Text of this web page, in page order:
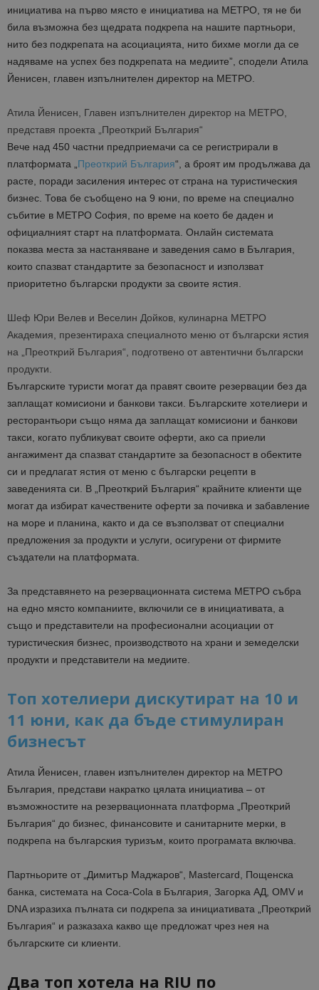
инициатива на първо място е инициатива на МЕТРО, тя не би
била възможна без щедрата подкрепа на нашите партньори,
нито без подкрепата на асоциацията, нито бихме могли да се
надяваме на успех без подкрепата на медиите”, сподели Атила
Йенисен, главен изпълнителен директор на МЕТРО.
Атила Йенисен, Главен изпълнителен директор на МЕТРО,
представя проекта „Преоткрий България“
Вече над 450 частни предприемачи са се регистрирали в
платформата „Преоткрий България“, а броят им продължава да
расте, поради засиления интерес от страна на туристическия
бизнес. Това бе съобщено на 9 юни, по време на специално
събитие в МЕТРО София, по време на което бе даден и
официалният старт на платформата. Онлайн системата
показва места за настаняване и заведения само в България,
които спазват стандартите за безопасност и използват
приоритетно български продукти за своите ястия.
Шеф Юри Велев и Веселин Дойков, кулинарна МЕТРО
Академия, презентираха специалното меню от български ястия
на „Преоткрий България“, подготвено от автентични български
продукти.
Българските туристи могат да правят своите резервации без да
заплащат комисиони и банкови такси. Българските хотелиери и
ресторантьори също няма да заплащат комисиони и банкови
такси, когато публикуват своите оферти, ако са приели
ангажимент да спазват стандартите за безопасност в обектите
си и предлагат ястия от меню с български рецепти в
заведенията си. В „Преоткрий България“ крайните клиенти ще
могат да избират качествените оферти за почивка и забавление
на море и планина, както и да се възползват от специални
предложения за продукти и услуги, осигурени от фирмите
създатели на платформата.
За представянето на резервационната система МЕТРО събра
на едно място компаниите, включили се в инициативата, а
също и представители на професионални асоциации от
туристическия бизнес, производството на храни и земеделски
продукти и представители на медиите.
Топ хотелиери дискутират на 10 и
11 юни, как да бъде стимулиран
бизнесът
Атила Йенисен, главен изпълнителен директор на МЕТРО
България, представи накратко цялата инициатива – от
възможностите на резервационната платформа „Преоткрий
България“ до бизнес, финансовите и санитарните мерки, в
подкрепа на българския туризъм, които програмата включва.
Партньорите от „Димитър Маджаров“, Mastercard, Пощенска
банка, системата на Coca-Cola в България, Загорка АД, OMV и
DNA изразиха пълната си подкрепа за инициативата „Преоткрий
България“ и разказаха какво ще предложат чрез нея на
българските си клиенти.
Два топ хотела на RIU по